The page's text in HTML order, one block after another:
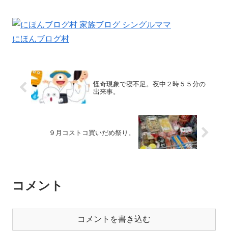
にほんブログ村
怪奇現象で寝不足。夜中２時５５分の
出来事。
９月コストコ買いだめ祭り。
コメント
コメントを書き込む